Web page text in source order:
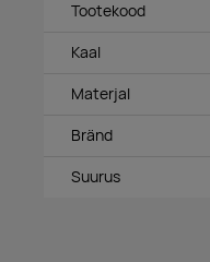
Tootekood
Kaal
Materjal
Bränd
Suurus